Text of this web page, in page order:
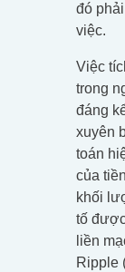
đó
việc.
Việc
trong
đáng
xuyên
toán
của
khối
tố
liền
Ripple